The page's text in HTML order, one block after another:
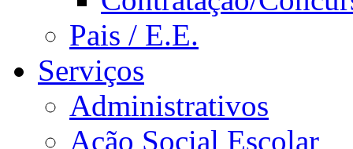
Pais / E.E.
Serviços
Administrativos
Ação Social Escolar